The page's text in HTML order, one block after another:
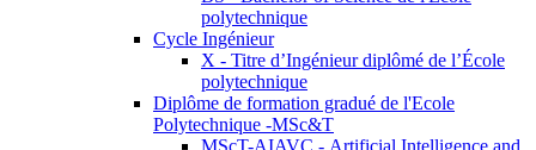
polytechnique
Cycle Ingénieur
X - Titre d’Ingénieur diplômé de l’École
polytechnique
Diplôme de formation gradué de l'Ecole
Polytechnique -MSc&T
MScT-AIAVC - Artificial Intelligence and